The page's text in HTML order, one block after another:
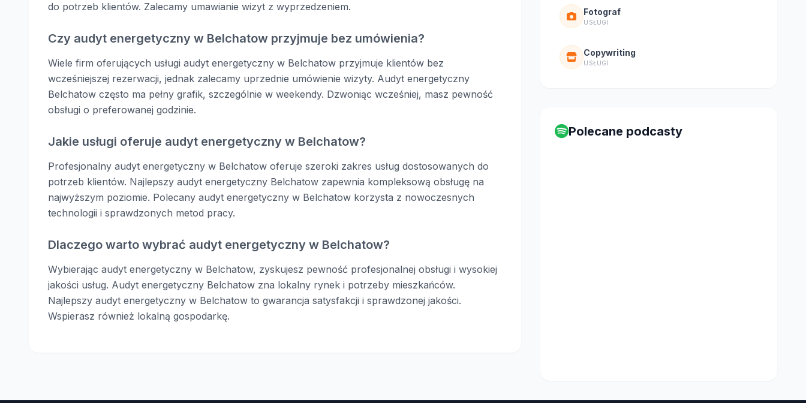
do potrzeb klientów. Zalecamy umawianie wizyt z wyprzedzeniem.
Czy audyt energetyczny w Belchatow przyjmuje bez umówienia?
Wiele firm oferujących usługi audyt energetyczny w Belchatow przyjmuje klientów bez
wcześniejszej rezerwacji, jednak zalecamy uprzednie umówienie wizyty. Audyt energetyczny
Belchatow często ma pełny grafik, szczególnie w weekendy. Dzwoniąc wcześniej, masz pewność
obsługi o preferowanej godzinie.
Jakie usługi oferuje audyt energetyczny w Belchatow?
Profesjonalny audyt energetyczny w Belchatow oferuje szeroki zakres usług dostosowanych do
potrzeb klientów. Najlepszy audyt energetyczny Belchatow zapewnia kompleksową obsługę na
najwyższym poziomie. Polecany audyt energetyczny w Belchatow korzysta z nowoczesnych
technologii i sprawdzonych metod pracy.
Dlaczego warto wybrać audyt energetyczny w Belchatow?
Wybierając audyt energetyczny w Belchatow, zyskujesz pewność profesjonalnej obsługi i wysokiej
jakości usług. Audyt energetyczny Belchatow zna lokalny rynek i potrzeby mieszkańców.
Najlepszy audyt energetyczny w Belchatow to gwarancja satysfakcji i sprawdzonej jakości.
Wspierasz również lokalną gospodarkę.
Fotograf
USŁUGI
Copywriting
USŁUGI
Polecane podcasty